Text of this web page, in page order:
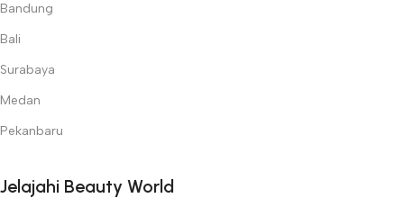
Bandung
Bali
Surabaya
Medan
Pekanbaru
Jelajahi Beauty World